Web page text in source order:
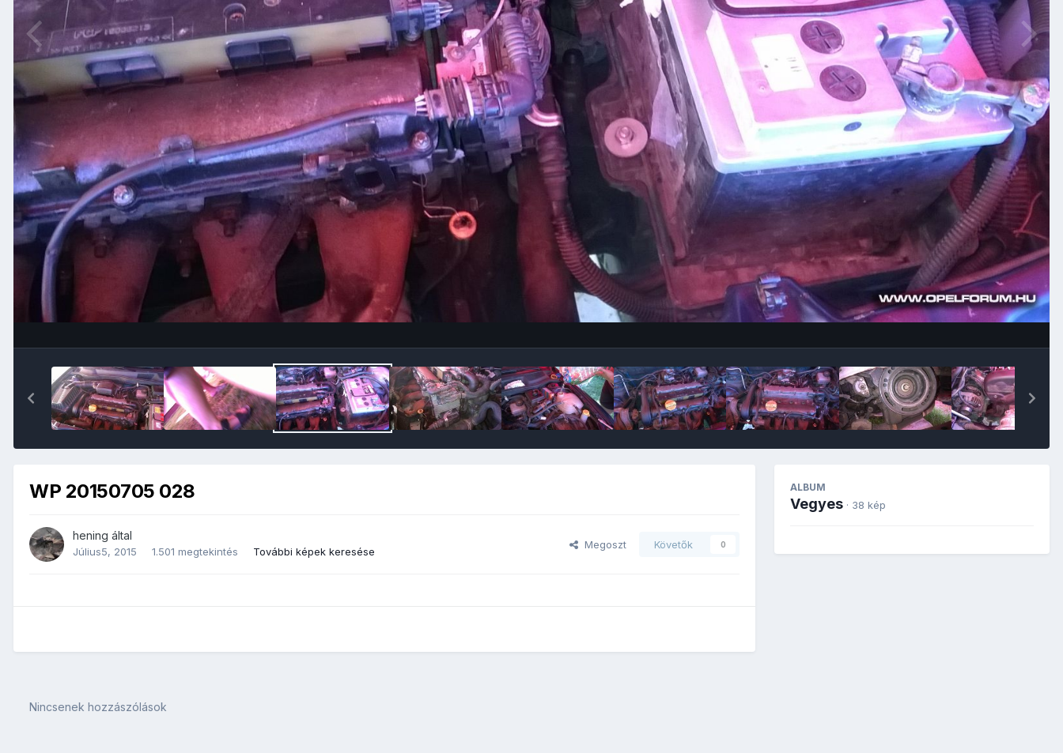
Image Tools
WP 20150705 028
hening által
Július5, 2015 1.501 megtekintés További képek keresése
Megoszt Követők 0
ALBUM
Vegyes · 38 kép
Nincsenek hozzászólások